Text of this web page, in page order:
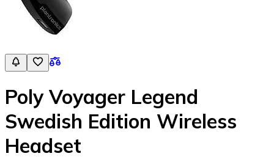
Poly Voyager Legend
Swedish Edition Wireless
Headset